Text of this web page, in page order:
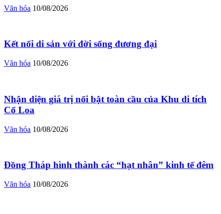
Văn hóa 10/08/2026
Kết nối di sản với đời sống đương đại
Văn hóa 10/08/2026
Nhận diện giá trị nổi bật toàn cầu của Khu di tích
Cổ Loa
Văn hóa 10/08/2026
Đồng Tháp hình thành các “hạt nhân” kinh tế đêm
Văn hóa 10/08/2026